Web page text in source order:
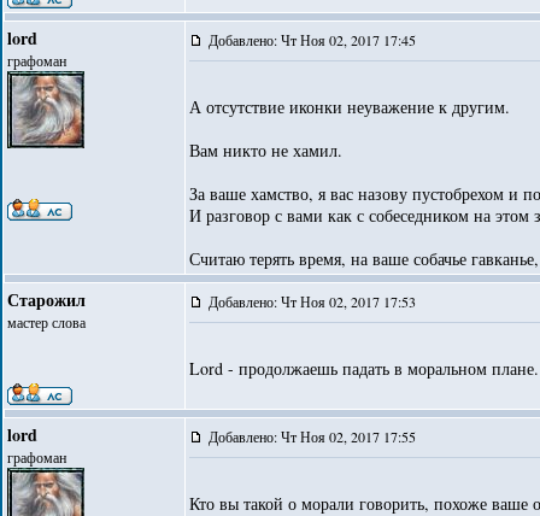
lord
графоман
Добавлено: Чт Ноя 02, 2017 17:45
А отсутствие иконки неуважение к другим.
Вам никто не хамил.
За ваше хамство, я вас назову пустобрехом и
И разговор с вами как с собеседником на этом
Считаю терять время, на ваше собачье
Старожил
мастер слова
Добавлено: Чт Ноя 02, 2017 17:53
Lord - продолжаешь падать в моральном
lord
графоман
Добавлено: Чт Ноя 02, 2017 17:55
Кто вы такой о морали говорить, похоже